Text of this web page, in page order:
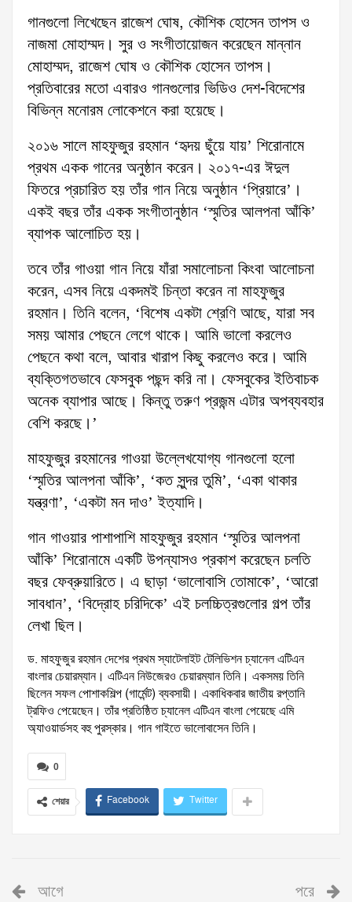
গানগুলো লিখেছেন রাজেশ ঘোষ, কৌশিক হোসেন তাপস ও
নাজমা মোহাম্মদ। সুর ও সংগীতায়োজন করেছেন মান্নান
মোহাম্মদ, রাজেশ ঘোষ ও কৌশিক হোসেন তাপস।
প্রতিবারের মতো এবারও গানগুলোর ভিডিও দেশ-বিদেশের
বিভিন্ন মনোরম লোকেশনে করা হয়েছে।
২০১৬ সালে মাহফুজুর রহমান ‘হৃদয় ছুঁয়ে যায়’ শিরোনামে
প্রথম একক গানের অনুষ্ঠান করেন। ২০১৭-এর ঈদুল
ফিতরে প্রচারিত হয় তাঁর গান নিয়ে অনুষ্ঠান ‘প্রিয়ারে’।
একই বছর তাঁর একক সংগীতানুষ্ঠান ‘স্মৃতির আলপনা আঁকি’
ব্যাপক আলোচিত হয়।
তবে তাঁর গাওয়া গান নিয়ে যাঁরা সমালোচনা কিংবা আলোচনা
করেন, এসব নিয়ে একদমই চিন্তা করেন না মাহফুজুর
রহমান। তিনি বলেন, ‘বিশেষ একটা শ্রেণি আছে, যারা সব
সময় আমার পেছনে লেগে থাকে। আমি ভালো করলেও
পেছনে কথা বলে, আবার খারাপ কিছু করলেও করে। আমি
ব্যক্তিগতভাবে ফেসবুক পছন্দ করি না। ফেসবুকের ইতিবাচক
অনেক ব্যাপার আছে। কিন্তু তরুণ প্রজন্ম এটার অপব্যবহার
বেশি করছে।’
মাহফুজুর রহমানের গাওয়া উল্লেখযোগ্য গানগুলো হলো
‘স্মৃতির আলপনা আঁকি’, ‘কত সুন্দর তুমি’, ‘একা থাকার
যন্ত্রণা’, ‘একটা মন দাও’ ইত্যাদি।
গান গাওয়ার পাশাপাশি মাহফুজুর রহমান ‘স্মৃতির আলপনা
আঁকি’ শিরোনামে একটি উপন্যাসও প্রকাশ করেছেন চলতি
বছর ফেব্রুয়ারিতে। এ ছাড়া ‘ভালোবাসি তোমাকে’, ‘আরো
সাবধান’, ‘বিদ্রোহ চরিদিকে’ এই চলচ্চিত্রগুলোর গল্প তাঁর
লেখা ছিল।
ড. মাহফুজুর রহমান দেশের প্রথম স্যাটেলাইট টেলিভিশন চ্যানেল এটিএন
বাংলার চেয়ারম্যান। এটিএন নিউজেরও চেয়ারম্যান তিনি। একসময় তিনি
ছিলেন সফল পোশাকশিল্প (গার্মেন্ট) ব্যবসায়ী। একাধিকবার জাতীয় রপ্তানি
ট্রফিও পেয়েছেন। তাঁর প্রতিষ্ঠিত চ্যানেল এটিএন বাংলা পেয়েছে এমি
অ্যাওয়ার্ডসহ বহু পুরস্কার। গান গাইতে ভালোবাসেন তিনি।
0
শেয়ার Facebook Twitter
আগে পরে